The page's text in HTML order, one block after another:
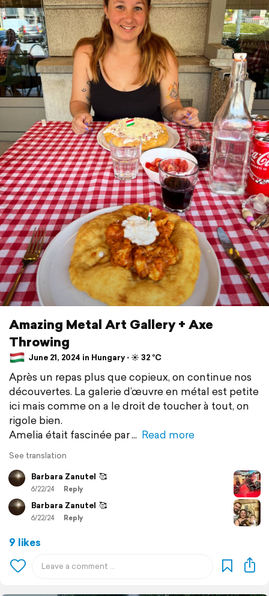
Amazing Metal Art Gallery + Axe
Throwing
June 21, 2024 in Hungary ⋅ ☀️ 32 °C
Après un repas plus que copieux, on continue nos
découvertes. La galerie d’œuvre en métal est petite
ici mais comme on a le droit de toucher à tout, on
rigole bien.
Amelia était fascinée par
Read more
See translation
Barbara Zanutel 🥰
6/22/24 Reply
Barbara Zanutel 🥰
6/22/24 Reply
9 likes